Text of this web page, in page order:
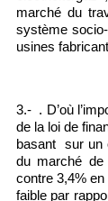
marché du
système
usines
3.- . D’où
de la loi de
basant sur un
du marché
contre 3,4%
faible par